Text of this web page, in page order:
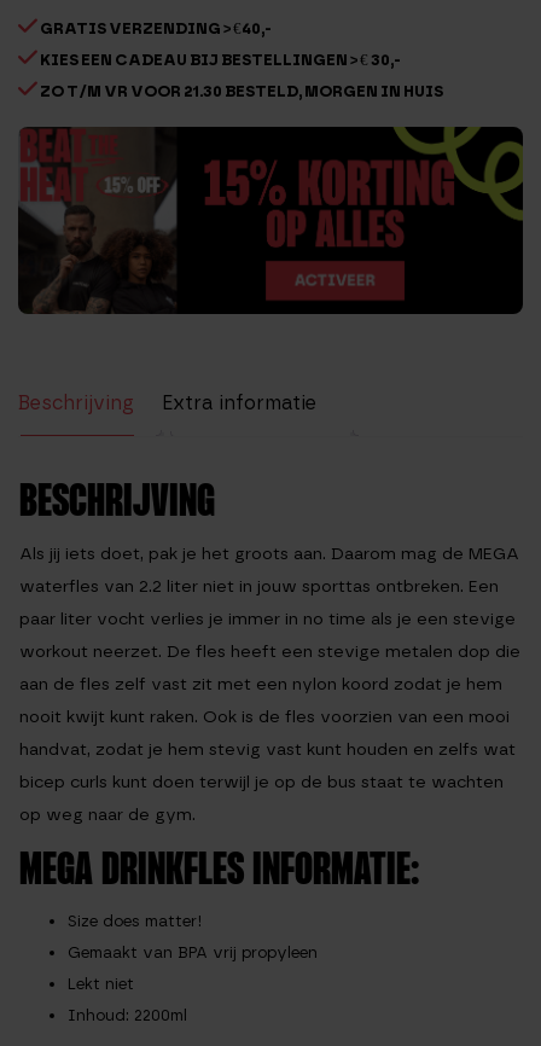
GRATIS VERZENDING > €40,-
KIES EEN CADEAU BIJ BESTELLINGEN > € 30,-
ZO T/M VR VOOR 21.30 BESTELD, MORGEN IN HUIS
Beschrijving
Extra informatie
BESCHRIJVING
Als jij iets doet, pak je het groots aan. Daarom mag de MEGA
waterfles van 2.2 liter niet in jouw sporttas ontbreken. Een
paar liter vocht verlies je immer in no time als je een stevige
workout neerzet. De fles heeft een stevige metalen dop die
aan de fles zelf vast zit met een nylon koord zodat je hem
nooit kwijt kunt raken. Ook is de fles voorzien van een mooi
handvat, zodat je hem stevig vast kunt houden en zelfs wat
bicep curls kunt doen terwijl je op de bus staat te wachten
op weg naar de gym.
MEGA DRINKFLES INFORMATIE:
Size does matter!
Gemaakt van BPA vrij propyleen
Lekt niet
Inhoud: 2200ml